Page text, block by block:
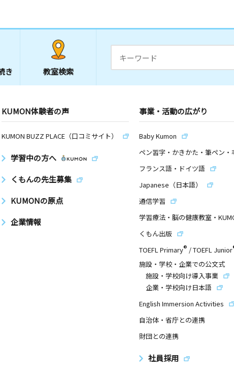
き 教室検索
KUMON体験者の声
KUMON BUZZ PLACE（口コミサイト）
学習中の方へ
くもんの先生募集
KUMONの原点
企業情報
事業・活動の広がり
Baby Kumon
ペン習字・かきかた・筆ペン・
フランス語・ドイツ語
Japanese（日本語）
通信学習
学習療法・脳の健康教室・
くもん出版
TOEFL Primary® /TOEFL Junior
施設・学校・企業での公文式
施設・学校向け導入事業
企業・学校向け日本語
English Immersion Activities
自治体・省庁との連携
財団との連携
社員採用